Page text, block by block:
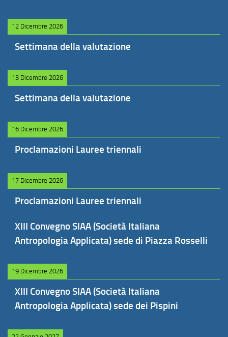
12 Dicembre 2026
Settimana della valutazione
13 Dicembre 2026
Settimana della valutazione
16 Dicembre 2026
Proclamazioni Lauree triennali
17 Dicembre 2026
Proclamazioni Lauree triennali
XIII Convegno SIAA (Società Italiana
Antropologia Applicata) sede di Piazza Rosselli
19 Dicembre 2026
XIII Convegno SIAA (Società Italiana
Antropologia Applicata) sede dei Pispini